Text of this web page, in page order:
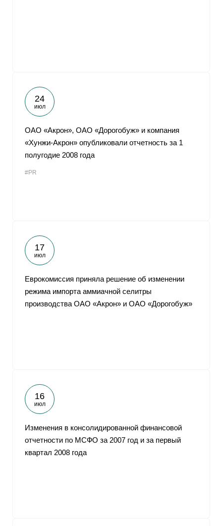
24
июл
ОАО «Акрон», ОАО «Дорогобуж» и компания
«Хунжи-Акрон» опубликовали отчетность за 1
полугодие 2008 года
#PR
17
июл
Еврокомиссия приняла решение об изменении
режима импорта аммиачной селитры
производства ОАО «Акрон» и ОАО «Дорогобуж»
16
июл
Изменения в консолидированной финансовой
отчетности по МСФО за 2007 год и за первый
квартал 2008 года